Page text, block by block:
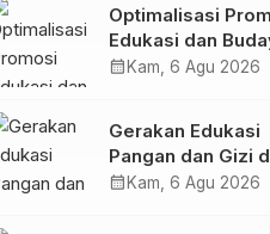
Optimalisasi
Edukasi dan
Anjungan Provinsi
Bersama Sky
TMII
calendar_month Kam, 6 Agu 2026
Gerakan Edukasi
Pangan dan Gizi
Mamasa:
calendar_month Kam, 6 Agu 2026